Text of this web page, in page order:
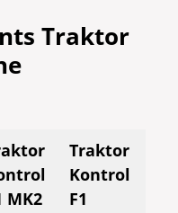
Traktor
MK2
Traktor
Kontrol
F1